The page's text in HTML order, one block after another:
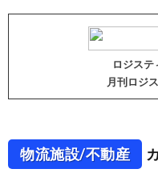
ロジステ
月刊ロジ
物流施設/不動産